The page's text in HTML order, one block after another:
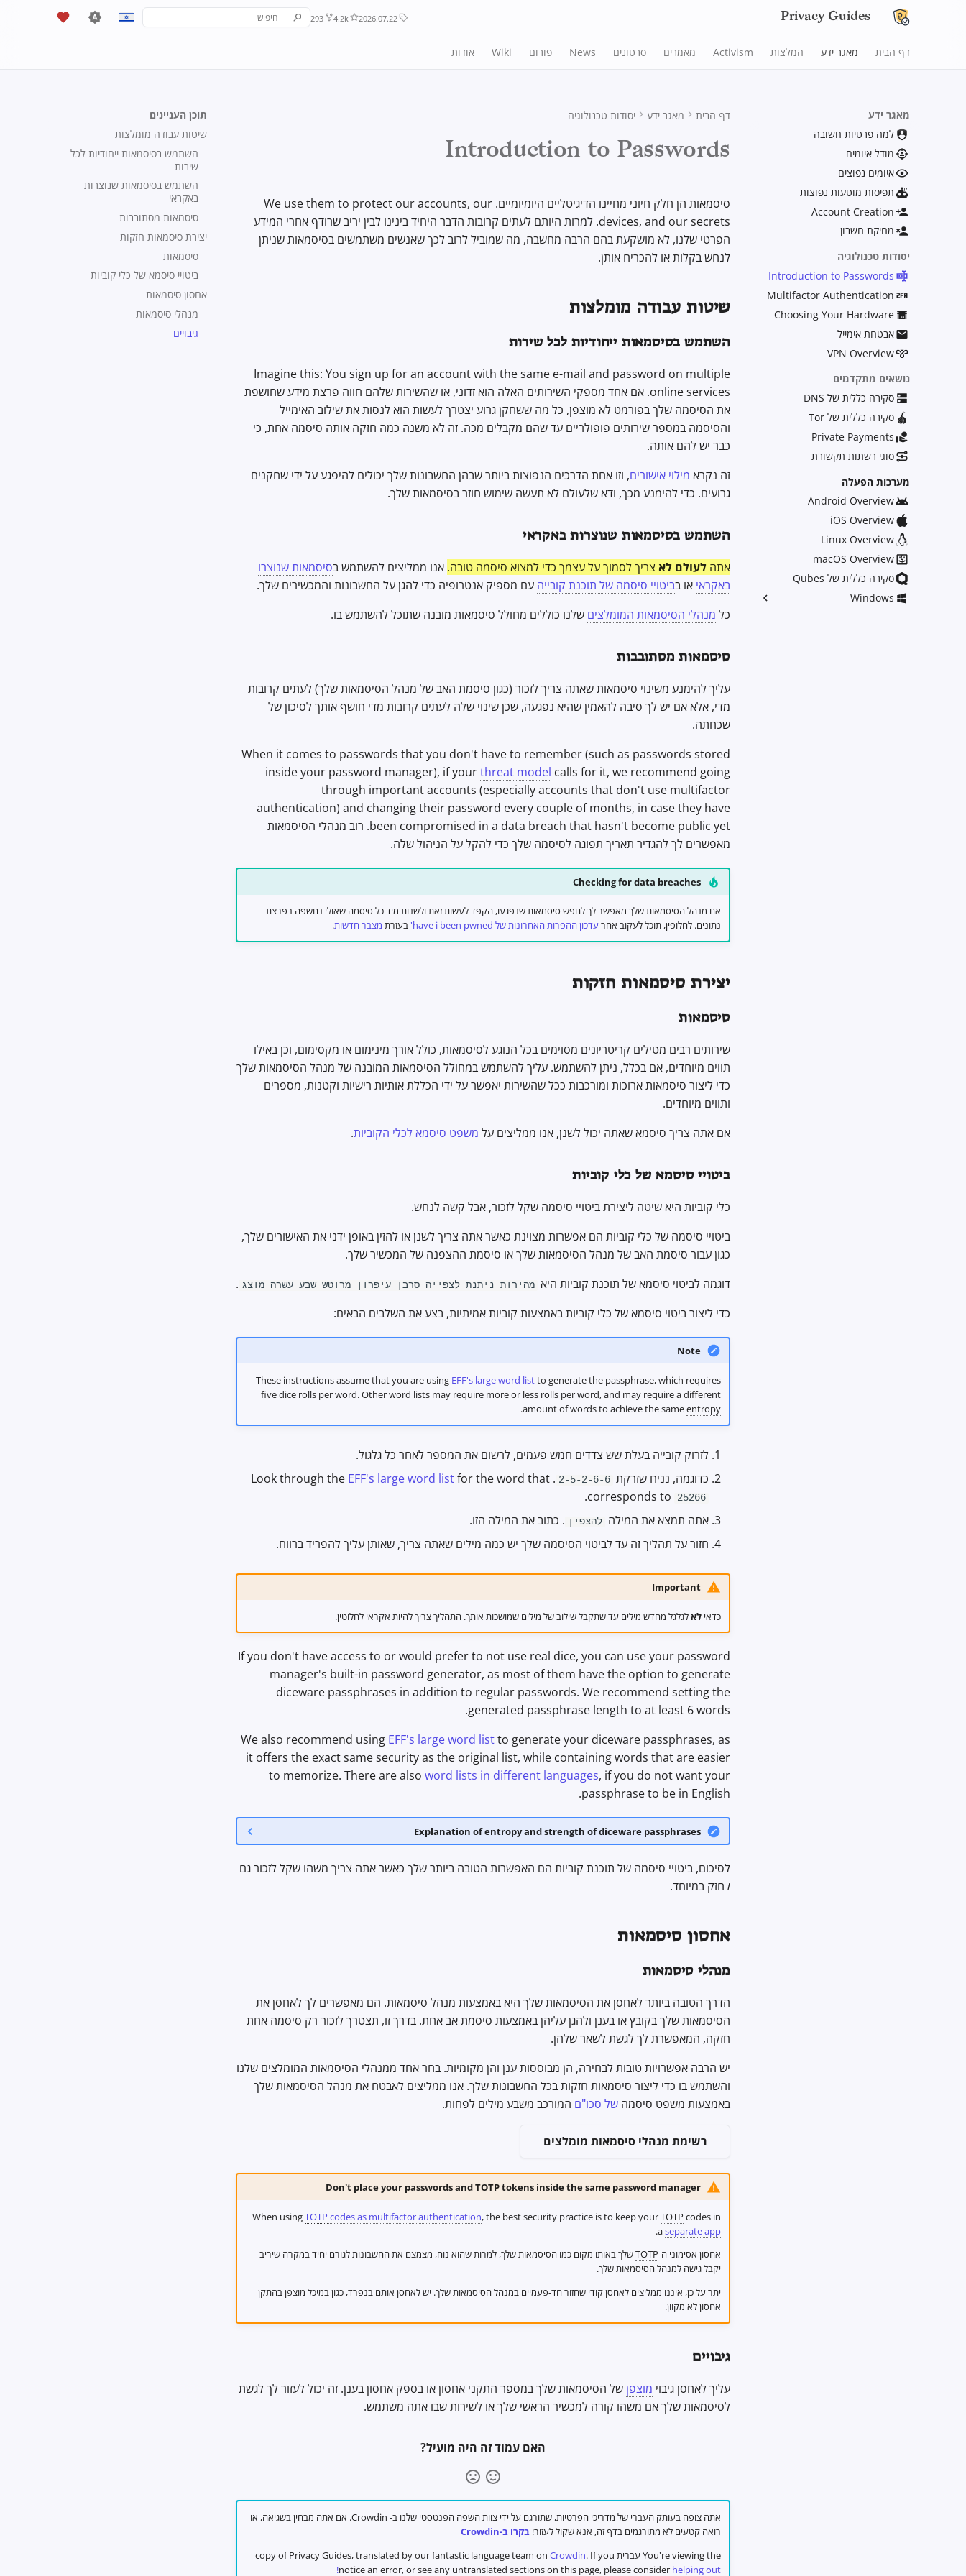
Privacy Guides
2026.07.22
4.2k
293
עִברִית
Italiano
Nederlands
中文 (繁體，台灣)
דף הבית מאגר ידע המלצות Activism מאמרים סרטונים News פורום Wiki אודות
מאגר ידע
למה פרטיות חשובה
מודל איומים
איומים נפוצים
תפיסות מוטעות נפוצות
Account Creation
מחיקת חשבון
יסודות טכנולוגיה
Introduction to Passwords
Multifactor Authentication
Choosing Your Hardware
אבטחת אימייל
VPN Overview
נושאים מתקדמים
סקירה כללית של DNS
סקירה כללית של Tor
Private Payments
סוגי רשתות תקשורת
מערכות הפעלה
Android Overview
iOS Overview
Linux Overview
macOS Overview
סקירה כללית של Qubes
Windows
תוכן העניינים
שיטות עבודה מומלצות
השתמש בסיסמאות ייחודיות לכל
שירות
השתמש בסיסמאות שנוצרות
באקראי
סיסמאות מסתובבות
יצירת סיסמאות חזקות
סיסמאות
ביטויי סיסמא של כלי קוביות
אחסון סיסמאות
מנהלי סיסמאות
גיבויים
דף הבית מאגר ידע יסודות טכנולוגיה
Introduction to Passwords
סיסמאות הן חלק חיוני מחיינו הדיגיטליים היומיומיים. We use them to protect our accounts, our
devices, and our secrets. למרות היותם לעתים קרובות הדבר היחיד בינינו לבין יריב שרודף אחרי המידע
הפרטי שלנו, לא מושקעת בהם הרבה מחשבה, מה שמוביל לרוב לכך שאנשים משתמשים בסיסמאות שניתן
לנחש בקלות או להכריח אותן.
שיטות עבודה מומלצות
השתמש בסיסמאות ייחודיות לכל שירות
Imagine this: You sign up for an account with the same e-mail and password on multiple
online services. אם אחד מספקי השירותים האלה הוא זדוני, או שהשירות שלהם חווה פרצת מידע שחושפת
את הסיסמה שלך בפורמט לא מוצפן, כל מה ששחקן גרוע יצטרך לעשות הוא לנסות את שילוב האימייל
והסיסמה במספר שירותים פופולריים עד שהם מקבלים מכה. זה לא משנה כמה חזקה אותה סיסמה אחת, כי
כבר יש להם אותה.
זה נקרא מילוי אישורים, וזו אחת הדרכים הנפוצות ביותר שבהן החשבונות שלך יכולים להיפגע על ידי שחקנים
גרועים. כדי להימנע מכך, ודא שלעולם לא תעשה שימוש חוזר בסיסמאות שלך.
השתמש בסיסמאות שנוצרות באקראי
אתה לעולם לא צריך לסמוך על עצמך כדי למצוא סיסמה טובה. אנו ממליצים להשתמש בסיסמאות שנוצרו
באקראי או בביטויי סיסמה של תוכנת קובייה עם מספיק אנטרופיה כדי להגן על החשבונות והמכשירים שלך.
כל מנהלי הסיסמאות המומלצים שלנו כוללים מחולל סיסמאות מובנה שתוכל להשתמש בו.
סיסמאות מסתובבות
עליך להימנע משינוי סיסמאות שאתה צריך לזכור (כגון סיסמת האב של מנהל הסיסמאות שלך) לעתים קרובות
מדי, אלא אם יש לך סיבה להאמין שהיא נפגעה, שכן שינוי שלה לעתים קרובות מדי חושף אותך לסיכון של
שכחתה.
When it comes to passwords that you don't have to remember (such as passwords stored
inside your password manager), if yourthreat model calls for it, we recommend going
through important accounts (especially accounts that don't use multifactor
authentication) and changing their password every couple of months, in case they have
been compromised in a data breach that hasn't become public yet. רוב מנהלי הסיסמאות
מאפשרים לך להגדיר תאריך תפוגה לסיסמה שלך כדי להקל על הניהול שלה.
Checking for data breaches
אם מנהל הסיסמאות שלך מאפשר לך לחפש סיסמאות שנפגעו, הקפד לעשות זאת ולשנות מיד כל סיסמה שאולי נחשפה בפרצת
נתונים. לחלופין, תוכל לעקוב אחרעדכון ההפרות האחרונות של have i been pwned' בעזרת מצבר חדשות.
יצירת סיסמאות חזקות
סיסמאות
שירותים רבים מטילים קריטריונים מסוימים בכל הנוגע לסיסמאות, כולל אורך מינימום או מקסימום, וכן באילו
תווים מיוחדים, אם בכלל, ניתן להשתמש. עליך להשתמש במחולל הסיסמאות המובנה של מנהל הסיסמאות שלך
כדי ליצור סיסמאות ארוכות ומורכבות ככל שהשירות יאפשר על ידי הכללת אותיות רישיות וקטנות, מספרים
ותווים מיוחדים.
אם אתה צריך סיסמא שאתה יכול לשנן, אנו ממליצים על משפט סיסמא לכלי הקוביות.
ביטויי סיסמא של כלי קוביות
כלי קוביות היא שיטה ליצירת ביטויי סיסמה שקל לזכור, אבל קשה לנחש.
ביטויי סיסמה של כלי קוביות הם אפשרות מצוינת כאשר אתה צריך לשנן או להזין באופן ידני את האישורים שלך,
כגון עבור סיסמת האב של מנהל הסיסמאות שלך או סיסמת ההצפנה של המכשיר שלך.
דוגמה לביטוי סיסמא של תוכנת קוביות היא מהירות ניתנת לצפייה סרבן עיפרון מרוטש שבע עשרה מוצג .
כדי ליצור ביטוי סיסמא של כלי קוביות באמצעות קוביות אמיתיות, בצע את השלבים הבאים:
Note
These instructions assume that you are using EFF's large word listto generate the passphrase, which requires
five dice rolls per word. Other word lists may require more or less rolls per word, and may require a different
amount of words to achieve the sameentropy
.
לזרוק קובייה בעלת שש צדדים חמש פעמים, לרשום את המספר לאחר כל גלגול.
כדוגמה, נניח שזרקת 2-5-2-6-6
. Look through the
EFF's large word listfor the word that
corresponds to
25266
.
אתה תמצא את המילה להצפין . כתוב את המילה הזו.
חזור על תהליך זה עד לביטוי הסיסמה שלך יש כמה מילים שאתה צריך, שאותן עליך להפריד ברווח.
Important
כדאילאלגלגל מחדש מילים עד שתקבל שילוב של מילים שמושכות אותך. התהליך צריך להיות אקראי לחלוטין.
If you don't have access to or would prefer to not use real dice, you can use your password
manager's built-in password generator, as most of them have the option to generate
diceware passphrases in addition to regular passwords. We recommend setting the
generated passphrase length to at least 6 words.
We also recommend using EFF's large word listto generate your diceware passphrases, as
it offers the exact same security as the original list, while containing words that are easier
to memorize. There are also word lists in different languages, if you do not want your
passphrase to be in English.
Explanation of entropy and strength of diceware passphrases
לסיכום, ביטויי סיסמה של תוכנת קוביות הם האפשרות הטובה ביותר שלך כאשר אתה צריך משהו שקל לזכור גם
ו חזק במיוחד.
אחסון סיסמאות
מנהלי סיסמאות
הדרך הטובה ביותר לאחסן את הסיסמאות שלך היא באמצעות מנהל סיסמאות. הם מאפשרים לך לאחסן את
הסיסמאות שלך בקובץ או בענן ולהגן עליהן באמצעות סיסמת אב אחת. בדרך זו, תצטרך לזכור רק סיסמה אחת
חזקה, המאפשרת לך לגשת לשאר שלהן.
יש הרבה אפשרויות טובות לבחירה, הן מבוססות ענן והן מקומיות. בחר אחד ממנהלי הסיסמאות המומלצים שלנו
והשתמש בו כדי ליצור סיסמאות חזקות בכל החשבונות שלך. אנו ממליצים לאבטח את מנהל הסיסמאות שלך
באמצעות משפט סיסמה של סכו"ם המורכב משבע מילים לפחות.
רשימת מנהלי סיסמאות מומלצים
Don't place your passwords and TOTP tokens inside the same password manager
When usingTOTP codes as multifactor authentication, the best security practice is to keep yourTOTP codes in
aseparate app
.
אחסון אסימוני ה-TOTPשלך באותו מקום כמו הסיסמאות שלך, למרות שהוא נוח, מצמצם את החשבונות לגורם יחיד במקרה שיריב
יקבל גישה למנהל הסיסמאות שלך.
יתר על כן, איננו ממליצים לאחסן קודי שחזור חד-פעמיים במנהל הסיסמאות שלך. יש לאחסן אותם בנפרד, כגון במיכל מוצפן בהתקן
אחסון לא מקוון.
גיבויים
עליך לאחסן גיבוי מוצפן של הסיסמאות שלך במספר התקני אחסון או בספק אחסון בענן. זה יכול לעזור לך לגשת
לסיסמאות שלך אם משהו קורה למכשיר הראשי שלך או לשירות שבו אתה משתמש.
האם עמוד זה היה מועיל?
אתה צופה בעותק העברי של מדריכי הפרטיות, שתורגם על ידי צוות השפה הפנטסטי שלנו ב- Crowdin. אם אתה מבחין בשגיאה, או
רואה קטעים לא מתורגמים בדף זה, אנא שקול לעזור!בקרו ב-Crowdin
You're viewing the עברית copy of Privacy Guides, translated by our fantastic language team on
Crowdin. If you
notice an error, or see any untranslated sections on this page, please consider helping out!